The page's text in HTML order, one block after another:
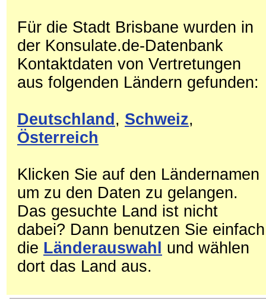
Für die Stadt Brisbane wurden in
der Konsulate.de-Datenbank
Kontaktdaten von Vertretungen
aus folgenden Ländern gefunden:
Deutschland , Schweiz,
Österreich
Klicken Sie auf den Ländernamen
um zu den Daten zu gelangen.
Das gesuchte Land ist nicht
dabei? Dann benutzen Sie einfach
die Länderauswahl
und wählen
dort das Land aus.